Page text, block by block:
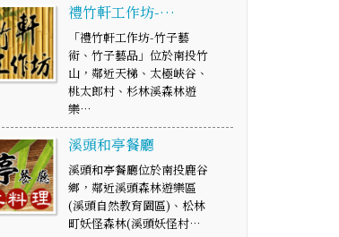
禮竹軒工作坊-…
「禮竹軒工作坊-竹子藝
術、竹子藝品」位於南投竹
山，鄰近天梯、太極峽谷、
桃太郎村、杉林溪森林遊
樂…
溪頭和亭餐廳
溪頭和亭餐廳位於南投鹿谷
鄉，鄰近溪頭森林遊樂區
(溪頭自然教育園區)、松林
町妖怪森林(溪頭妖怪村…